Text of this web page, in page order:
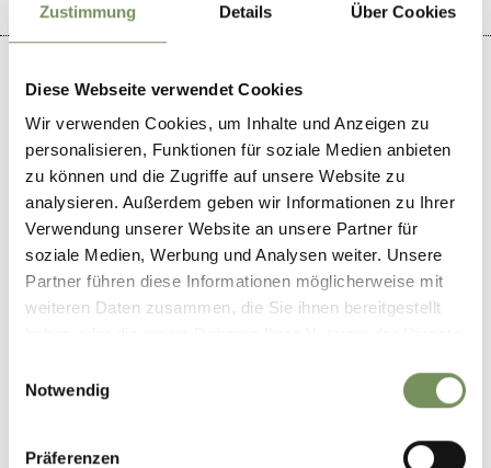
Zustimmung Details Über Cookies
Diese Webseite verwendet Cookies
Wir verwenden Cookies, um Inhalte und Anzeigen zu
personalisieren, Funktionen für soziale Medien anbieten
zu können und die Zugriffe auf unsere Website zu
analysieren. Außerdem geben wir Informationen zu Ihrer
Verwendung unserer Website an unsere Partner für
soziale Medien, Werbung und Analysen weiter. Unsere
Partner führen diese Informationen möglicherweise mit
weiteren Daten zusammen, die Sie ihnen bereitgestellt
Notwendig
Präferenzen
+
−